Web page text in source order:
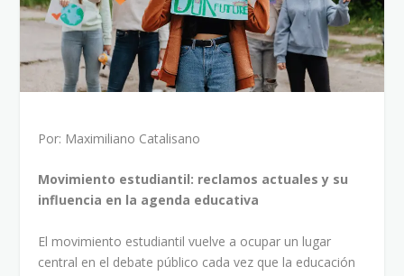
Por: Maximiliano Catalisano
Movimiento estudiantil: reclamos actuales y su
influencia en la agenda educativa
El movimiento estudiantil vuelve a ocupar un lugar
central en el debate público cada vez que la educación